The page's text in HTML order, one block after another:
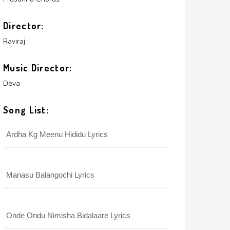
Director:
Raviraj
Music Director:
Deva
Song List:
Ardha Kg Meenu Hididu Lyrics
Manasu Balangochi Lyrics
Onde Ondu Nimisha Bidalaare Lyrics